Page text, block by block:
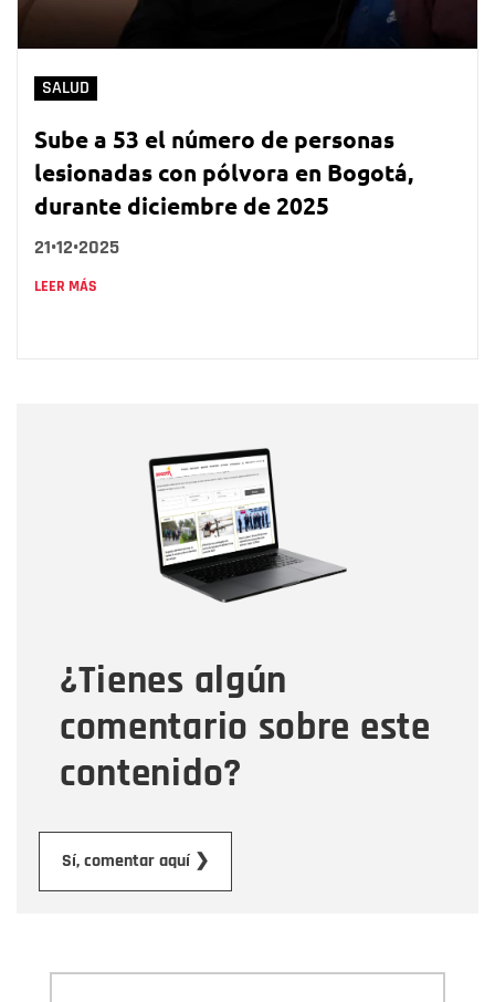
SALUD
Sube a 53 el número de personas
lesionadas con pólvora en Bogotá,
durante diciembre de 2025
21•12•2025
LEER MÁS
¿Tienes algún
comentario sobre este
contenido?
Sí, comentar aquí ❯
Correo electrónico
Tipo de comentario
Mensaje